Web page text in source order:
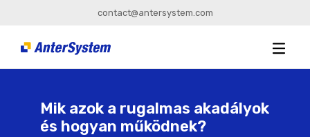
contact@antersystem.com
Mik azok a rugalmas akadályok
és hogyan működnek?